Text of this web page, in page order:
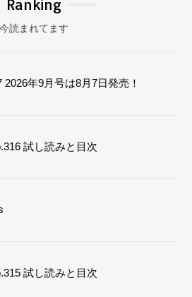
Ranking
今読まれてます
年9月号は8月7日発売！
試し読みと目次
試し読みと目次